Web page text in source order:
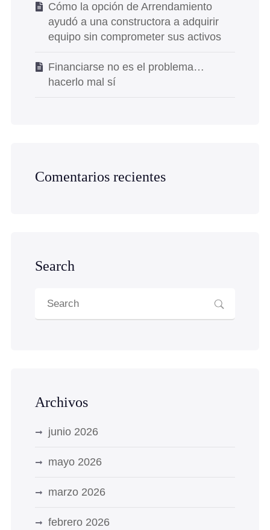
Cómo la opción de Arrendamiento
ayudó a una constructora a adquirir
equipo sin comprometer sus activos
Financiarse no es el problema…
hacerlo mal sí
Comentarios recientes
Search
Archivos
junio 2026
mayo 2026
marzo 2026
febrero 2026